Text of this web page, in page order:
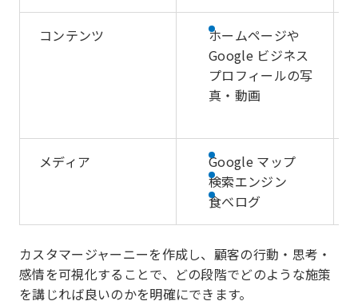
コンテンツ
ホームページや
Google ビジネス
プロフィールの写
真・動画
メディア
Google マップ
検索エンジン
食べログ
カスタマージャーニーを作成し、顧客の行動・思考・
感情を可視化することで、どの段階でどのような施策
を講じれば良いのかを明確にできます。